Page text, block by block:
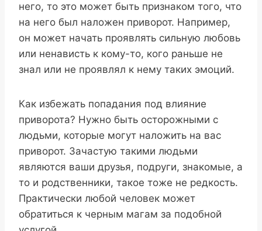
него, то это может быть признаком того, что
на него был наложен приворот. Например,
он может начать проявлять сильную любовь
или ненависть к кому-то, кого раньше не
знал или не проявлял к нему таких эмоций.
Как избежать попадания под влияние
приворота? Нужно быть осторожными с
людьми, которые могут наложить на вас
приворот. Зачастую такими людьми
являются ваши друзья, подруги, знакомые, а
то и родственники, такое тоже не редкость.
Практически любой человек может
обратиться к черным магам за подобной